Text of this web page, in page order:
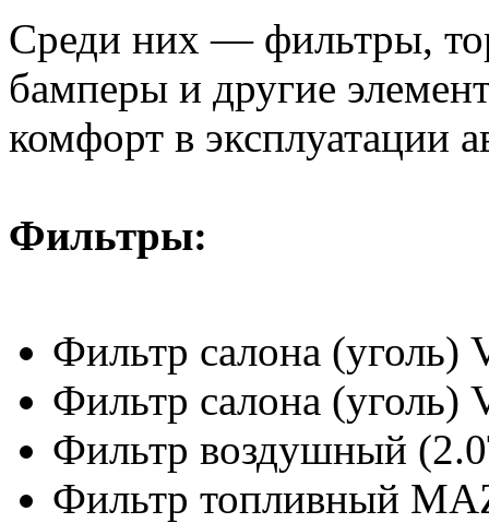
Среди них — фильтры,
бамперы и другие
комфорт в эксплуатации
Фильтры:
Фильтр салона (уголь)
Фильтр салона (уголь)
Фильтр воздушный
Фильтр топливный